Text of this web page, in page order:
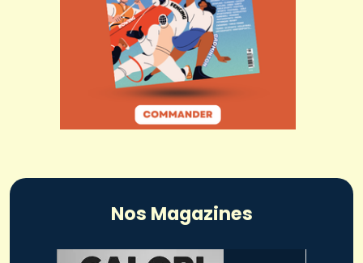
Nos Magazines